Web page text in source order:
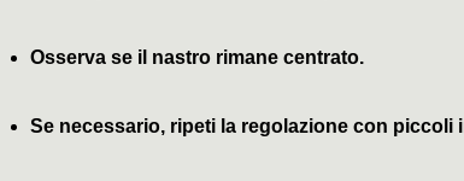
Osserva se il nastro rimane centrato.
Se necessario, ripeti la regolazione con piccoli